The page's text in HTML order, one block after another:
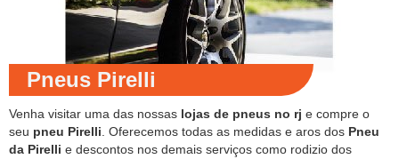
Pneus Pirelli
Venha visitar uma das nossas lojas de pneus no rj e compre o
seu pneu Pirelli . Oferecemos todas as medidas e aros dos Pneu
da Pirelli e descontos nos demais serviços como rodizio dos